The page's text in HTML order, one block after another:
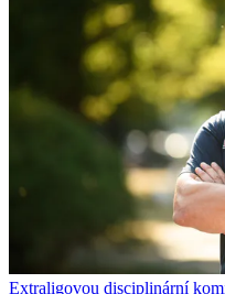
Extraligovou disciplinární